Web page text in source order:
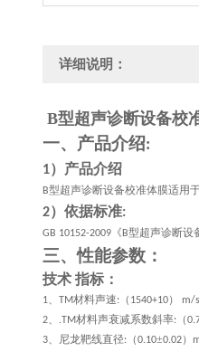
详细说明：
B型超声诊断设备校
一、产品介绍:
1）产品介绍
B型超声诊断设备校准体膜适用
2）依据标准:
GB 10152-2009 《 B型超声诊断设
三、性能参数：
技术 指标：
1、 TM材料声速: （ 1540+10）
m/s
2、 .TM材料声衰减系数斜率: （
3、尼龙靶线直径: （0.10±0.02）